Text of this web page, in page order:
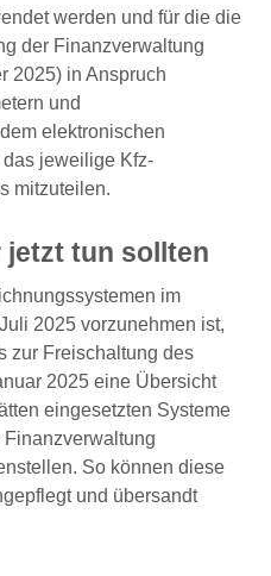
werden und für die die
der Finanzverwaltung
2025) in Anspruch
und
elektronischen
jeweilige Kfz-
mitzuteilen.
jetzt tun sollten
im
2025 vorzunehmen ist,
zur Freischaltung des
2025 eine Übersicht
eingesetzten Systeme
So können diese
und übersandt